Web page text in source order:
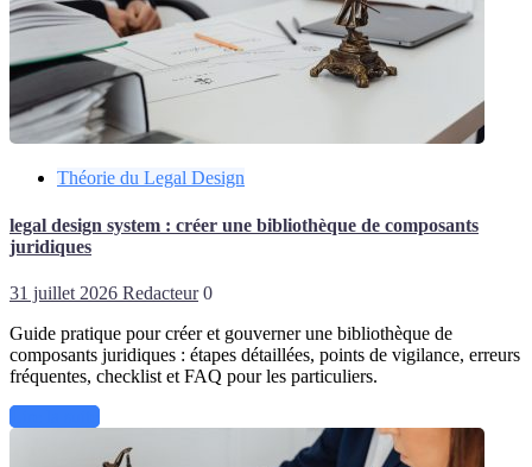
Théorie du Legal Design
legal design system : créer une bibliothèque de composants
juridiques
31 juillet 2026 Redacteur 0
Guide pratique pour créer et gouverner une bibliothèque de
composants juridiques : étapes détaillées, points de vigilance, erreurs
fréquentes, checklist et FAQ pour les particuliers.